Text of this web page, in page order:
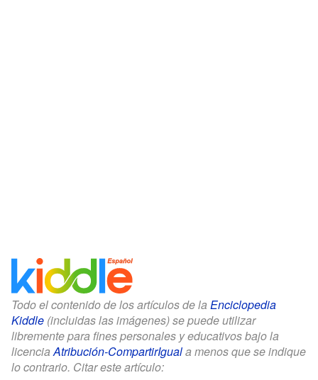
Todo el contenido de los artículos de la Enciclopedia
Kiddle (incluidas las imágenes) se puede utilizar
libremente para fines personales y educativos bajo la
licenciaAtribución-CompartirIguala menos que se indique
lo contrario. Citar este artículo: